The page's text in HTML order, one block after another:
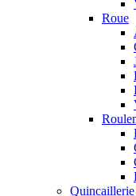
Roue
Quincaillerie